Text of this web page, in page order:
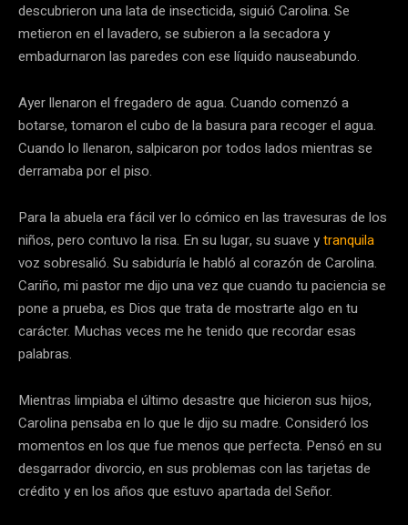
descubrieron una lata de insecticida, siguió Carolina. Se
metieron en el lavadero, se subieron a la secadora y
embadurnaron las paredes con ese líquido nauseabundo.
Ayer llenaron el fregadero de agua. Cuando comenzó a
botarse, tomaron el cubo de la basura para recoger el agua.
Cuando lo llenaron, salpicaron por todos lados mientras se
derramaba por el piso.
Para la abuela era fácil ver lo cómico en las travesuras de los
niños, pero contuvo la risa. En su lugar, su suave ytranquila
voz sobresalió. Su sabiduría le habló al corazón de Carolina.
Cariño, mi pastor me dijo una vez que cuando tu paciencia se
pone a prueba, es Dios que trata de mostrarte algo en tu
carácter. Muchas veces me he tenido que recordar esas
palabras.
Mientras limpiaba el último desastre que hicieron sus hijos,
Carolina pensaba en lo que le dijo su madre. Consideró los
momentos en los que fue menos que perfecta. Pensó en su
desgarrador divorcio, en sus problemas con las tarjetas de
crédito y en los años que estuvo apartada del Señor.